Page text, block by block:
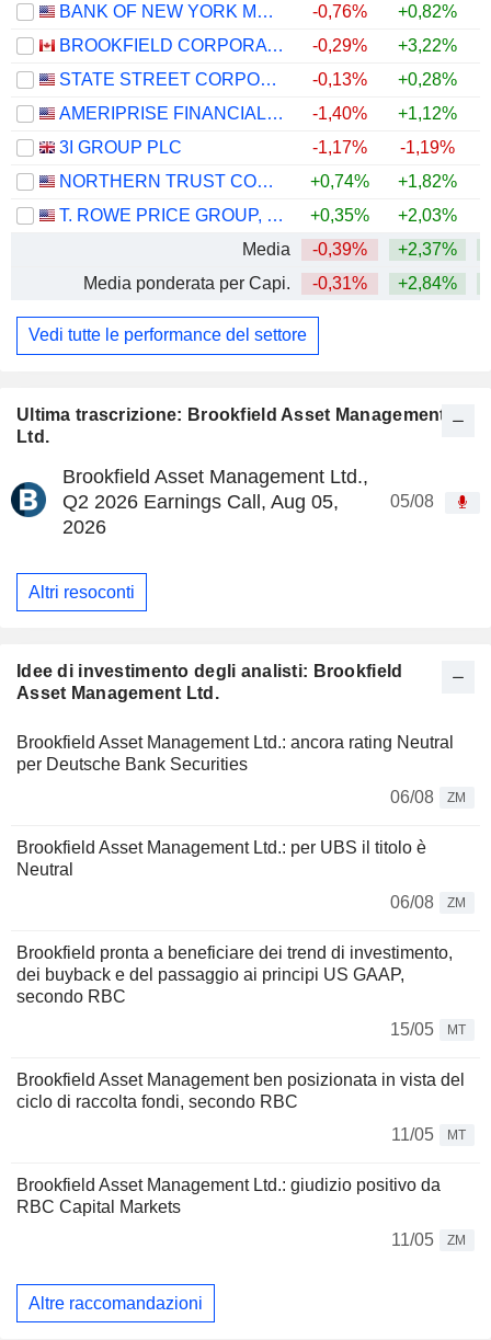
Ultima trascrizione: Brookfield Asset Management
Ltd.
Brookfield Asset Management Ltd.,
Q2 2026 Earnings Call, Aug 05,
2026
05/08
Altri resoconti
Idee di investimento degli analisti: Brookfield
Asset Management Ltd.
Brookfield Asset Management Ltd.: ancora rating Neutral
per Deutsche Bank Securities
06/08
ZM
Brookfield Asset Management Ltd.: per UBS il titolo è
Neutral
06/08
ZM
Brookfield pronta a beneficiare dei trend di investimento,
dei buyback e del passaggio ai principi US GAAP,
secondo RBC
15/05
MT
Brookfield Asset Management ben posizionata in vista del
ciclo di raccolta fondi, secondo RBC
11/05
MT
Brookfield Asset Management Ltd.: giudizio positivo da
RBC Capital Markets
11/05
ZM
Altre raccomandazioni
BANK OF NEW YORK MELLON CORPORATION (THE)
-0,76% +0,82%
BROOKFIELD CORPORATION
-0,29% +3,22%
STATE STREET CORPORATION
-0,13% +0,28%
AMERIPRISE FINANCIAL, INC.
-1,40% +1,12%
3I GROUP PLC
-1,17% -1,19%
NORTHERN TRUST CORPORATION
+0,74% +1,82%
T. ROWE PRICE GROUP, INC.
+0,35% +2,03%
Media
-0,39% +2,37%
Media ponderata per Capi.
-0,31% +2,84%
Vedi tutte le performance del settore